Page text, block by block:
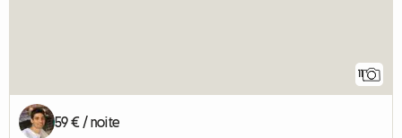
11
59 € / noite